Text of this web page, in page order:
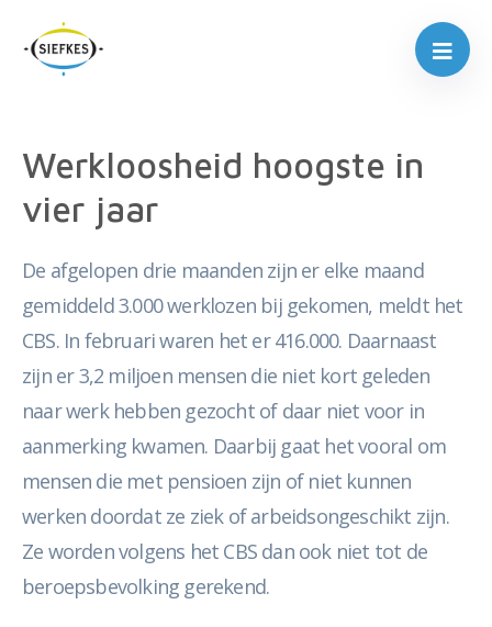
Werkloosheid hoogste in
vier jaar
De afgelopen drie maanden zijn er elke maand
gemiddeld 3.000 werklozen bij gekomen, meldt het
CBS. In februari waren het er 416.000. Daarnaast
zijn er 3,2 miljoen mensen die niet kort geleden
naar werk hebben gezocht of daar niet voor in
aanmerking kwamen. Daarbij gaat het vooral om
mensen die met pensioen zijn of niet kunnen
werken doordat ze ziek of arbeidsongeschikt zijn.
Ze worden volgens het CBS dan ook niet tot de
beroepsbevolking gerekend.